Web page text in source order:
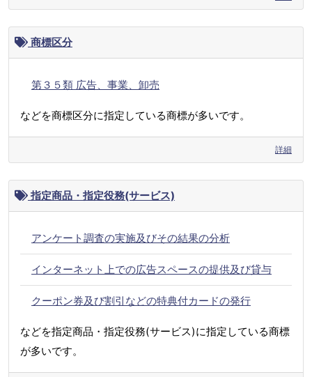
商標区分
第３５類 広告、事業、卸売
などを商標区分に指定している商標が多いです。
詳細
指定商品・指定役務(サービス)
アンケート調査の実施及びその結果の分析
インターネット上での広告スペースの提供及び貸与
クーポン券及び割引などの特典付カードの発行
などを指定商品・指定役務(サービス)に指定している商標
が多いです。